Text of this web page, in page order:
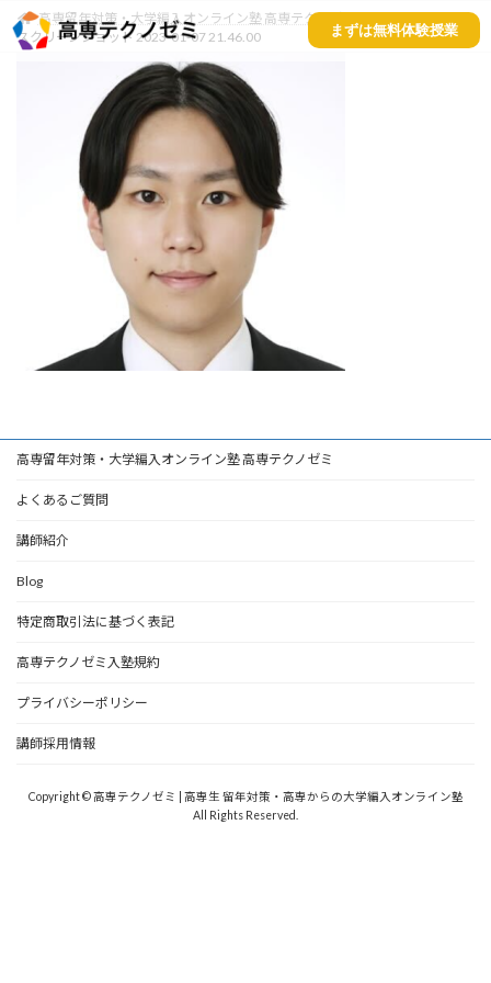
まずは無料体験授業
高専留年対策・大学編入オンライン塾 高専テクノゼミ
スクリーンショット 2023-01-07 21.46.00
高専留年対策・大学編入オンライン塾 高専テクノゼミ
よくあるご質問
講師紹介
Blog
特定商取引法に基づく表記
高専テクノゼミ入塾規約
プライバシーポリシー
講師採用情報
Copyright © 高専テクノゼミ | 高専生 留年対策・高専からの大学編入オンライン塾
All Rights Reserved.